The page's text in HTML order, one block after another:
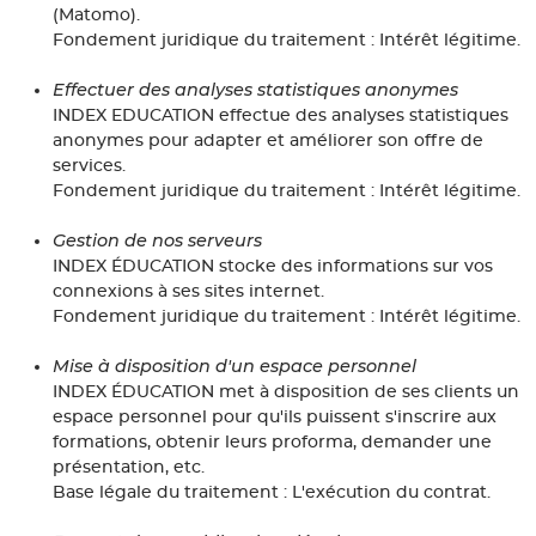
(Matomo).
Fondement juridique du traitement : Intérêt légitime.
Effectuer des analyses statistiques anonymes
INDEX EDUCATION effectue des analyses statistiques
anonymes pour adapter et améliorer son offre de
services.
Fondement juridique du traitement : Intérêt légitime.
Gestion de nos serveurs
INDEX ÉDUCATION stocke des informations sur vos
connexions à ses sites internet.
Fondement juridique du traitement : Intérêt légitime.
Mise à disposition d'un espace personnel
INDEX ÉDUCATION met à disposition de ses clients un
espace personnel pour qu'ils puissent s'inscrire aux
formations, obtenir leurs proforma, demander une
présentation, etc.
Base légale du traitement : L'exécution du contrat.